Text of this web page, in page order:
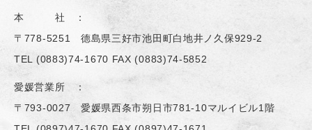
本 社 ：
〒778-5251 德島県三好市池田町白地井ノ久保929-2
TEL (0883)74-1670 FAX (0883)74-5852
愛媛営業所 ：
〒793-0027 愛媛県西条市朔日市781-10マルイビル1階